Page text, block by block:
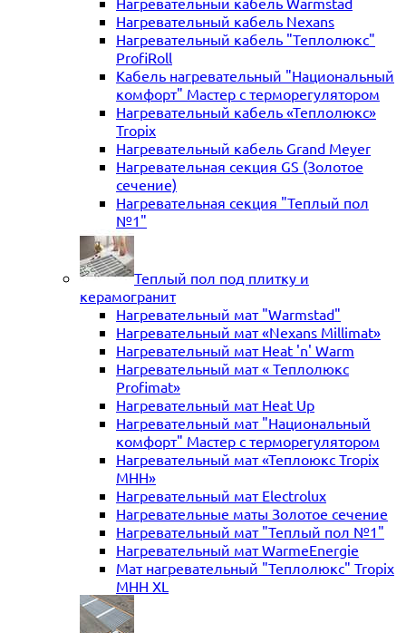
Нагревательный кабель Nexans
Нагревательный кабель "Теплолюкс"
ProfiRoll
Кабель нагревательный "Национальный
комфорт" Мастер с терморегулятором
Нагревательный кабель «Теплолюкс»
Tropix
Нагревательный кабель Grand Meyer
Нагревательная секция GS (Золотое
сечение)
Нагревательная секция "Теплый пол
№1"
Теплый пол под плитку и
керамогранит
Нагревательный мат "Warmstad"
Нагревательный мат «Nexans Millimat»
Нагревательный мат Heat 'n' Warm
Нагревательный мат « Теплолюкс
Profimat»
Нагревательный мат Heat Up
Нагревательный мат "Национальный
комфорт" Мастер с терморегулятором
Нагревательный мат «Теплоюкс Tropix
MHH»
Нагревательный мат Electrolux
Нагревательные маты Золотое сечение
Нагревательный мат "Теплый пол №1"
Нагревательный мат WarmeEnergie
Мат нагревательный "Теплолюкс" Tropix
МНН XL